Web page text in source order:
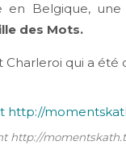
en Belgique, une
des Mots.
Charleroi qui a été
http://